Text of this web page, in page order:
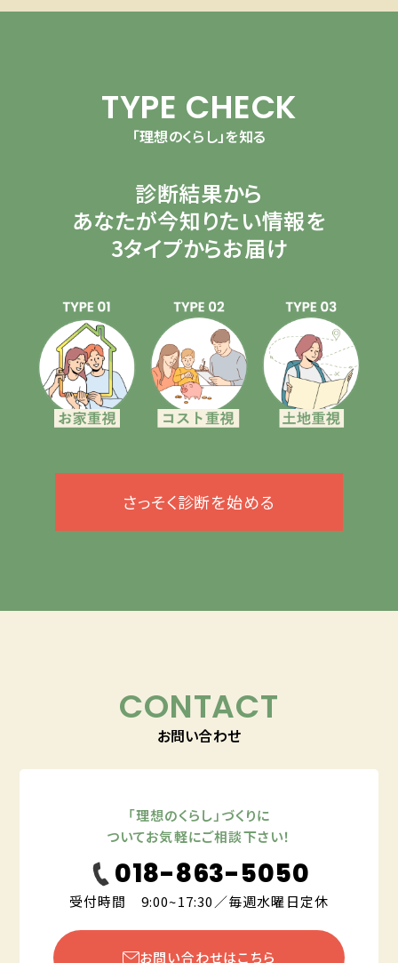
TYPE CHECK
「理想のくらし」を知る
診断結果から
あなたが今知りたい情報を
3タイプからお届け
さっそく診断を始める
CONTACT
お問い合わせ
「理想のくらし」づくりに
ついてお気軽にご相談下さい！
018-863-5050
受付時間 9:00~17:30／毎週水曜日定休
お問い合わせはこちら